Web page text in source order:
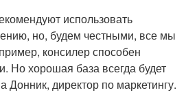
использовать
но, будем честными, все мы
консилер способен
Но хорошая база всегда будет
Донник, директор по маркетингу.